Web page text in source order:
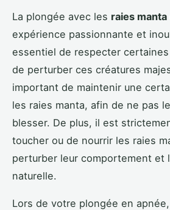
La plongée avec les raies manta
expérience passionnante et
essentiel de respecter
de perturber ces créatures
important de maintenir une
les raies manta, afin de ne pas
blesser. De plus, il est
toucher ou de nourrir les raies
perturber leur comportement et
naturelle.
Lors de votre plongée en